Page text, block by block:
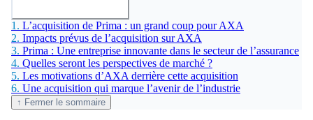
1. L’acquisition de Prima : un grand coup pour AXA
2. Impacts prévus de l’acquisition sur AXA
3. Prima : Une entreprise innovante dans le secteur de l’assurance
4. Quelles seront les perspectives de marché ?
5. Les motivations d’AXA derrière cette acquisition
6. Une acquisition qui marque l’avenir de l’industrie
↑ Fermer le sommaire